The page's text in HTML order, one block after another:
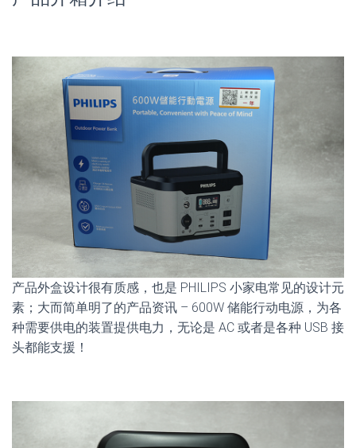
产品外盒设计很有质感，也是 PHILIPS 小家电常见的设计元
素；大而简单明了的产品资讯 – 600W 储能行动电源，为各
种需要供电的装置提供电力，无论是 AC 或者是各种 USB 接
头都能支援！